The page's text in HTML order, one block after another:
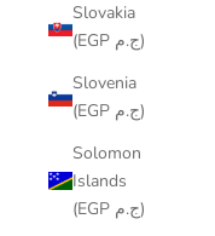
Slovakia
(EGP ج.م)
Slovenia
(EGP ج.م)
Solomon
Islands
(EGP ج.م)